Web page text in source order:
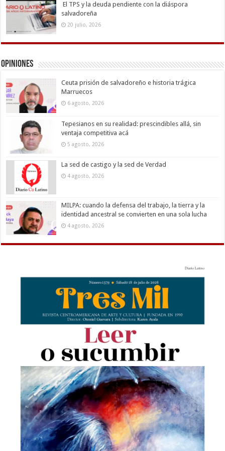
El TPS y la deuda pendiente con la diáspora
salvadoreña
20 julio, 2026
Opiniones
Ceuta prisión de salvadoreño e historia trágica
Marruecos
6 agosto, 2026
Tepesianos en su realidad: prescindibles allá, sin
ventaja competitiva acá
5 agosto, 2026
La sed de castigo y la sed de Verdad
4 agosto, 2026
MILPA: cuando la defensa del trabajo, la tierra y la
identidad ancestral se convierten en una sola lucha
4 agosto, 2026